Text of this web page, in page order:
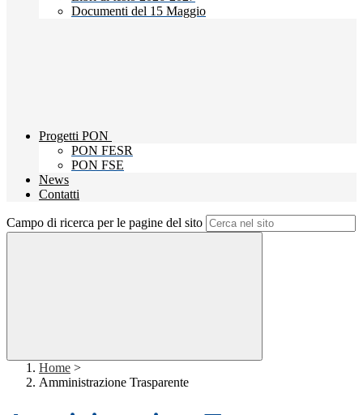
Documenti del 15 Maggio
Progetti PON
PON FESR
PON FSE
News
Contatti
Campo di ricerca per le pagine del sito
Home >
Amministrazione Trasparente